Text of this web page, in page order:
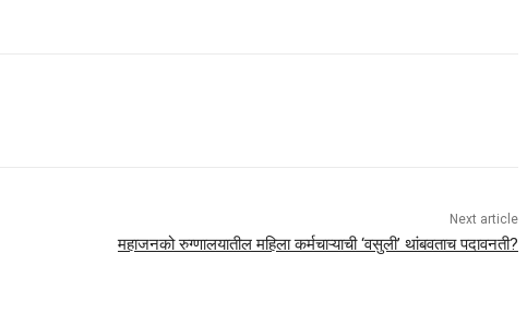
Next article
महाजनको रुग्णालयातील महिला कर्मचाऱ्याची ‘वसुली’ थांबवताच पदावनती?